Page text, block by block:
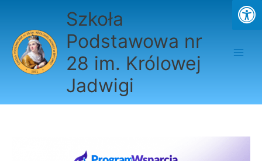
Szkoła
Podstawowa nr
28 im. Królowej
Jadwigi